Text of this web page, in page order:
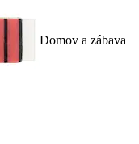
Domov a zábava